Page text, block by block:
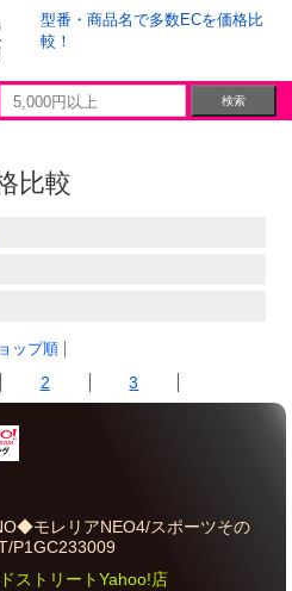
型番・商品名で多数ECを価格比
較！
比較
ップ順
2 3
モレリアNEO4/スポーツその
P1GC233009
ストリートYahoo!店